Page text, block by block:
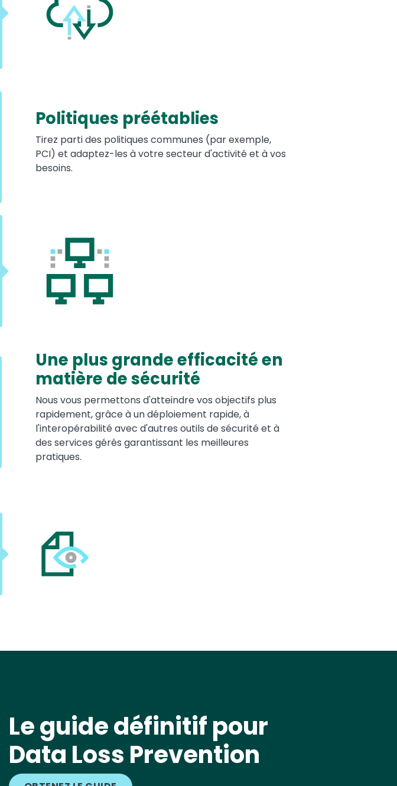
Politiques préétablies
Tirez parti des politiques communes (par exemple,
PCI) et adaptez-les à votre secteur d'activité et à vos
besoins.
Une plus grande efficacité en
matière de sécurité
Nous vous permettons d'atteindre vos objectifs plus
rapidement, grâce à un déploiement rapide, à
l'interopérabilité avec d'autres outils de sécurité et à
des services gérés garantissant les meilleures
pratiques.
Le guide définitif pour
Data Loss Prevention